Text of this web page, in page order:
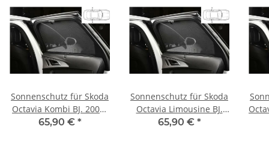
Sonnenschutz für Skoda
Octavia Kombi BJ. 2004-
2013, Blenden 2-teilig
65,90 € *
Sonnenschutz für Skoda
Octavia Limousine BJ.
2013 -2019, Blenden 2-
65,90 € *